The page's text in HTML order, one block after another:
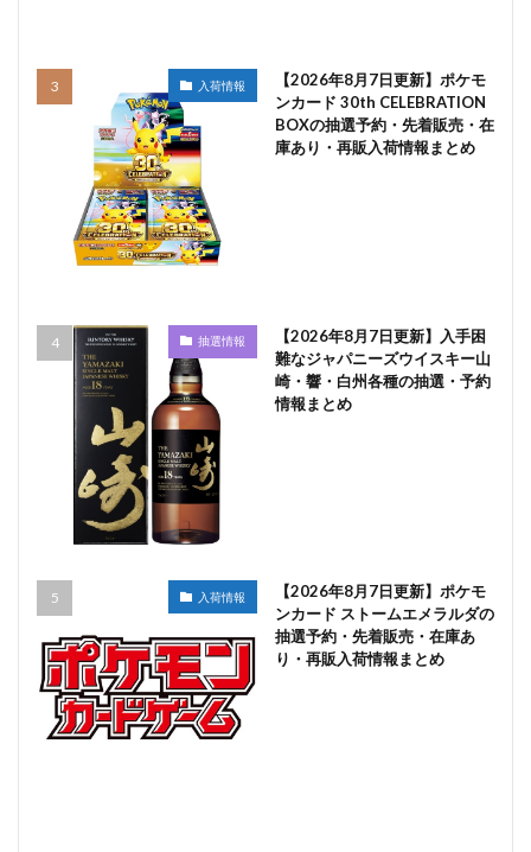
入荷情報
【2026年8月7日更新】ポケモ
ンカード 30th CELEBRATION
BOXの抽選予約・先着販売・在
庫あり・再販入荷情報まとめ
抽選情報
【2026年8月7日更新】入手困
難なジャパニーズウイスキー山
崎・響・白州各種の抽選・予約
情報まとめ
入荷情報
【2026年8月7日更新】ポケモ
ンカード ストームエメラルダの
抽選予約・先着販売・在庫あ
り・再販入荷情報まとめ